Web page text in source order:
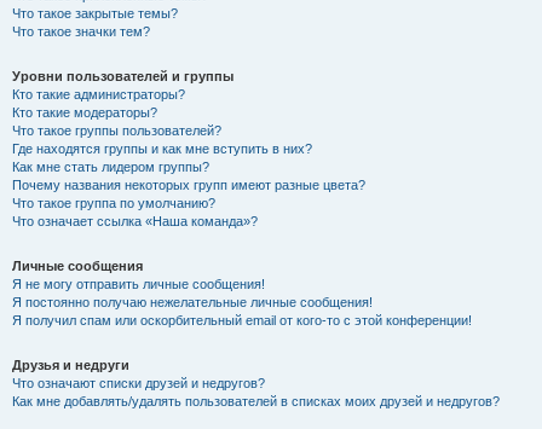
Что такое закрытые темы?
Что такое значки тем?
Уровни пользователей и группы
Кто такие администраторы?
Кто такие модераторы?
Что такое группы пользователей?
Где находятся группы и как мне вступить в них?
Как мне стать лидером группы?
Почему названия некоторых групп имеют разные цвета?
Что такое группа по умолчанию?
Что означает ссылка «Наша команда»?
Личные сообщения
Я не могу отправить личные сообщения!
Я постоянно получаю нежелательные личные сообщения!
Я получил спам или оскорбительный email от кого-то с этой конференции!
Друзья и недруги
Что означают списки друзей и недругов?
Как мне добавлять/удалять пользователей в списках моих друзей и недругов?